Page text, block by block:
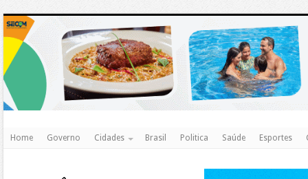
Home Governo Cidades Brasil Politica Saúde Esportes